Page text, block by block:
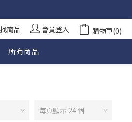
找商品 會員登入 購物車(0)
所有商品
每頁顯示 24 個